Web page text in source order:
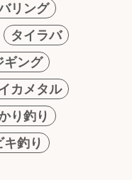
リング
タイラバ
ギング
カメタル
り釣り
キ釣り